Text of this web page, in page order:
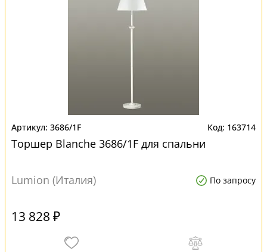
3686/1F 163714
Торшер Blanche 3686/1F для спальни
Lumion (Италия) По запросу
13 828 ₽